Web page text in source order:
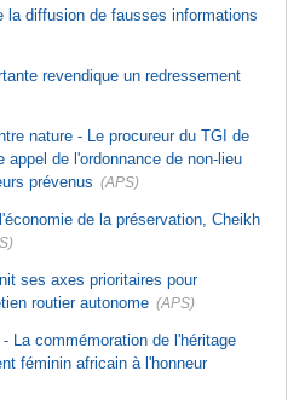
la diffusion de fausses informations
revendique un redressement
nature - Le procureur du TGI de
appel de l'ordonnance de non-lieu
prévenus (APS)
de la préservation, Cheikh
ses axes prioritaires pour
routier autonome (APS)
La commémoration de l'héritage
féminin africain à l'honneur